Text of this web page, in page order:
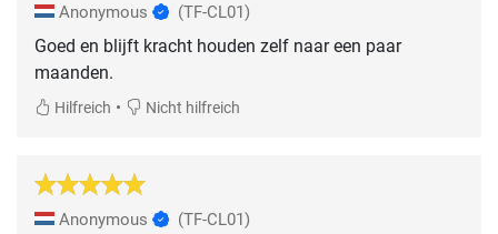
Anonymous (TF-CL01)
Goed en blijft kracht houden zelf naar een paar
maanden.
Hilfreich • Nicht hilfreich
Anonymous (TF-CL01)